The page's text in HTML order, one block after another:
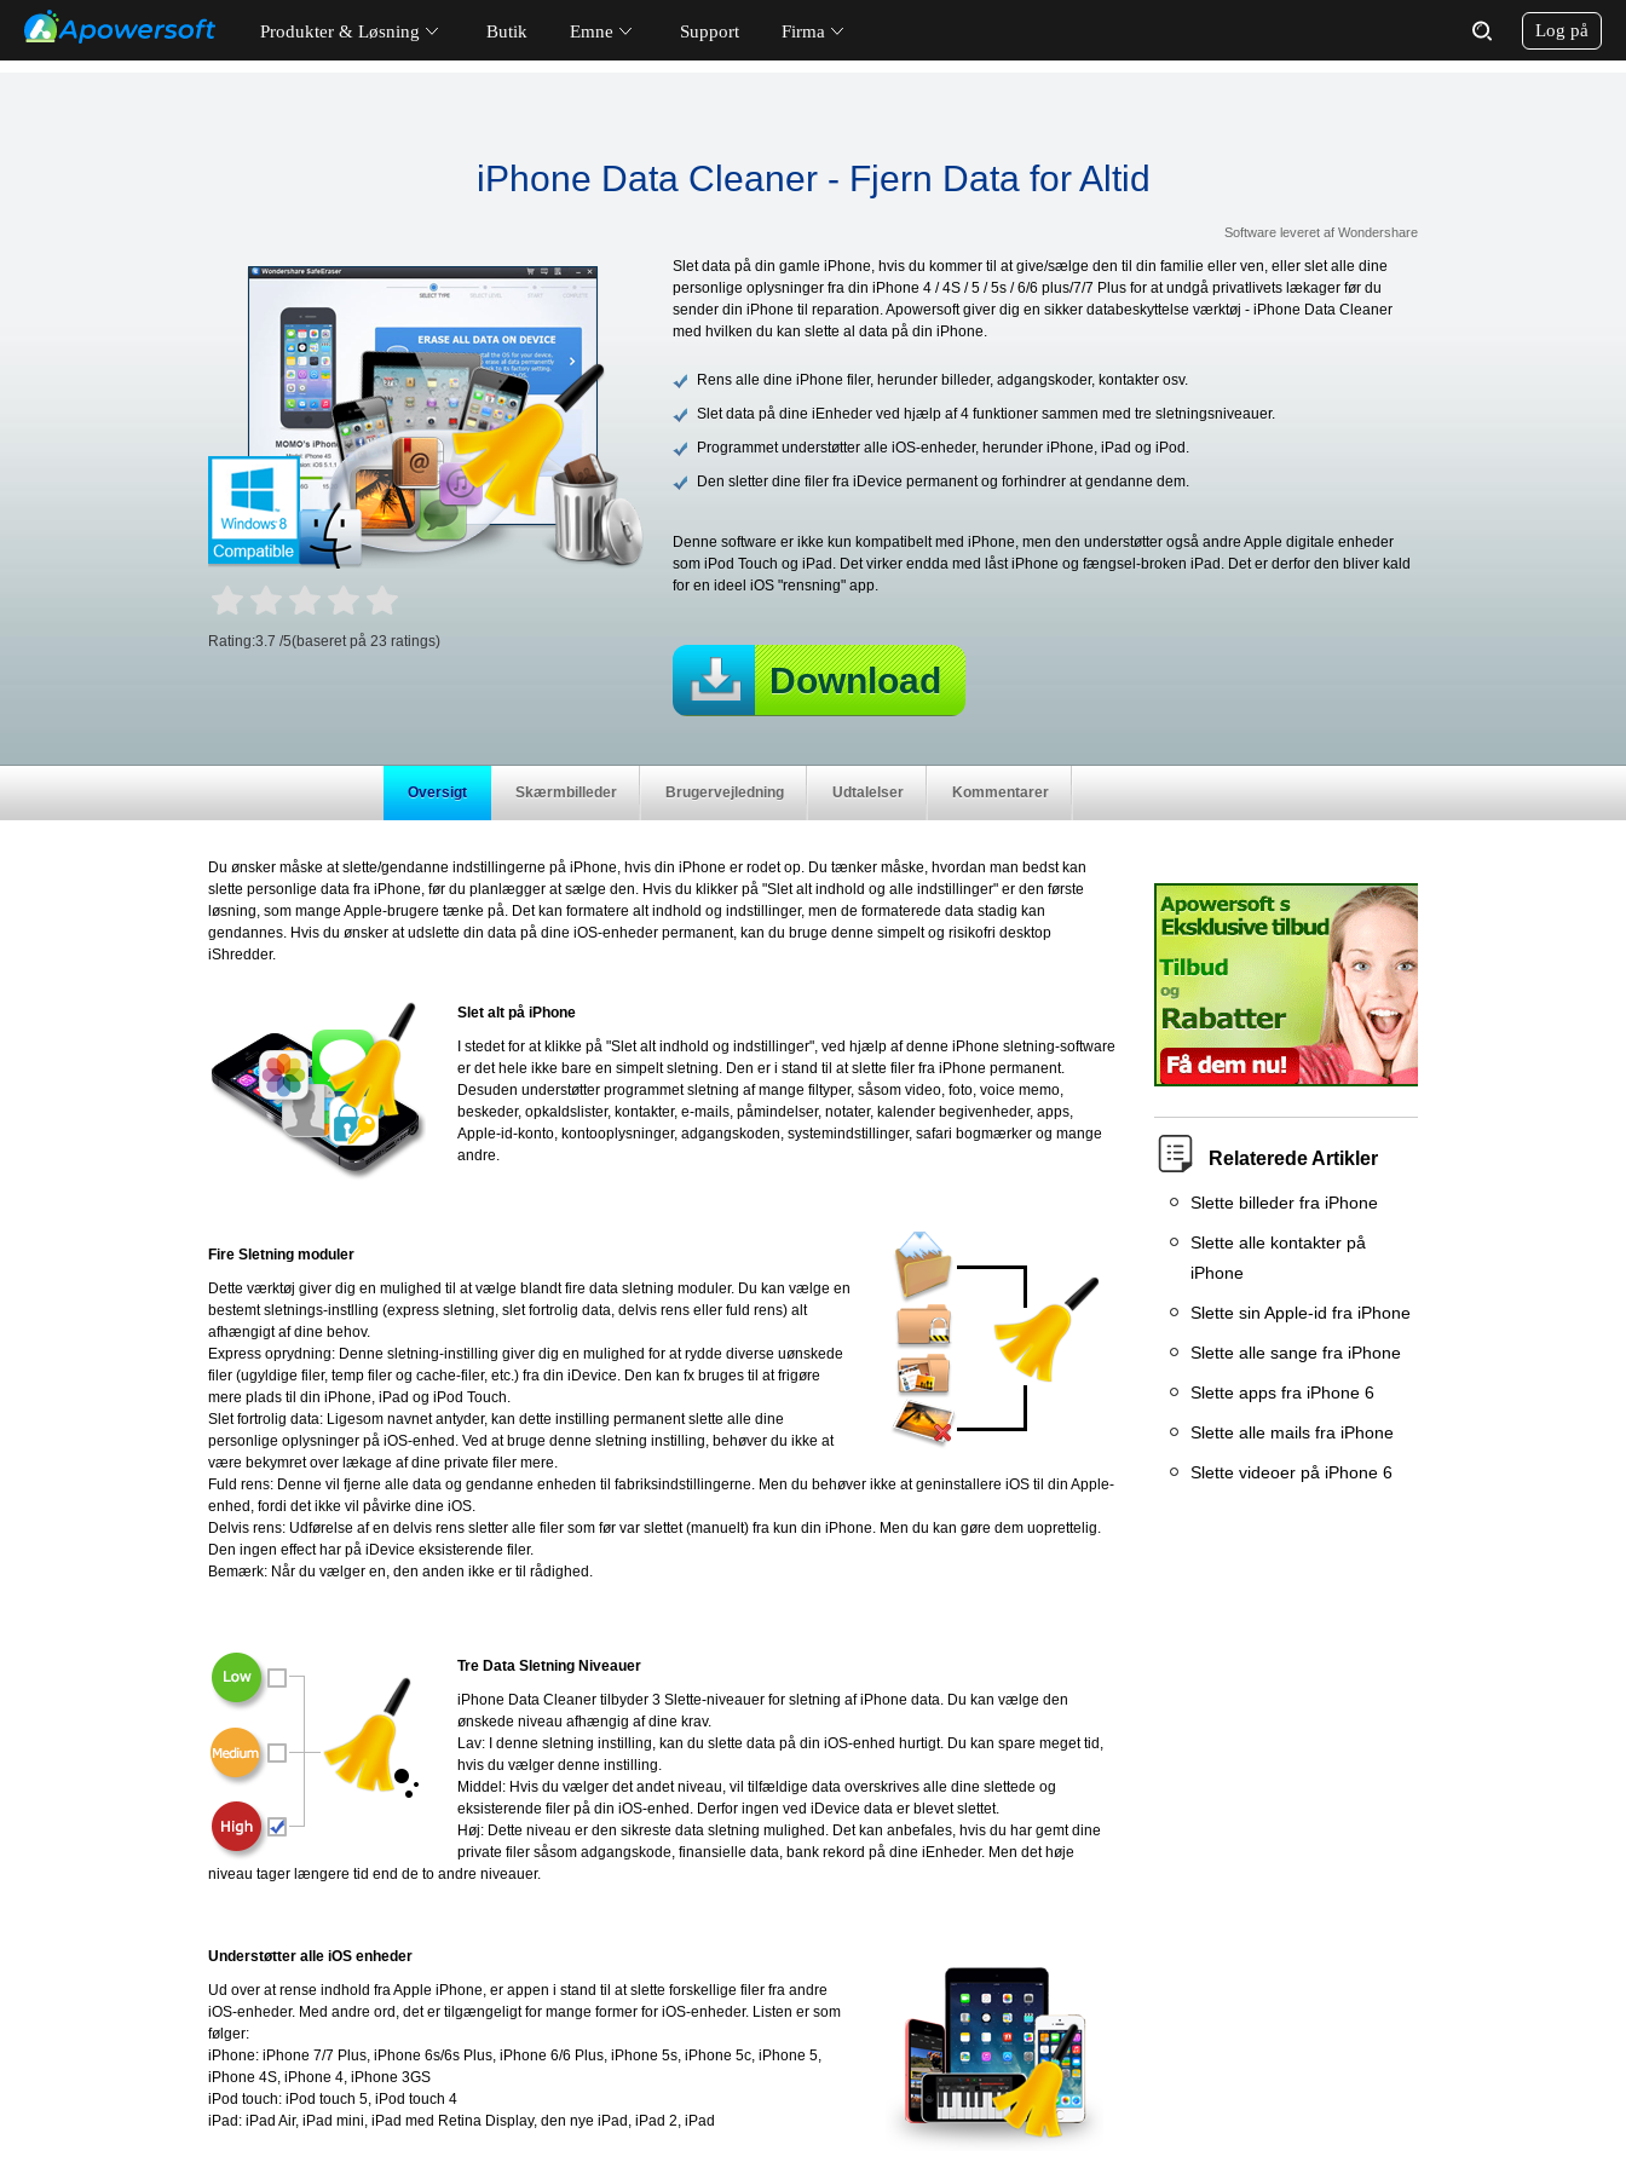
Produkter & Løsning Butik Emne Support Firma Log på
iPhone Data Cleaner - Fjern Data for Altid
Software leveret af Wondershare
Rating:3.7 /5(baseret på 23 ratings)
Slet data på din gamle iPhone, hvis du kommer til at give/sælge den til din familie eller ven, eller slet alle dine
personlige oplysninger fra din iPhone 4 / 4S / 5 / 5s / 6/6 plus/7/7 Plus for at undgå privatlivets lækager før du
sender din iPhone til reparation. Apowersoft giver dig en sikker databeskyttelse værktøj - iPhone Data Cleaner
med hvilken du kan slette al data på din iPhone.
Rens alle dine iPhone filer, herunder billeder, adgangskoder, kontakter osv.
Slet data på dine iEnheder ved hjælp af 4 funktioner sammen med tre sletningsniveauer.
Programmet understøtter alle iOS-enheder, herunder iPhone, iPad og iPod.
Den sletter dine filer fra iDevice permanent og forhindrer at gendanne dem.
Denne software er ikke kun kompatibelt med iPhone, men den understøtter også andre Apple digitale enheder
som iPod Touch og iPad. Det virker endda med låst iPhone og fængsel-broken iPad. Det er derfor den bliver kald
for en ideel iOS "rensning" app.
Download
Oversigt Skærmbilleder Brugervejledning Udtalelser Kommentarer
Du ønsker måske at slette/gendanne indstillingerne på iPhone, hvis din iPhone er rodet op. Du tænker måske, hvordan man bedst kan
slette personlige data fra iPhone, før du planlægger at sælge den. Hvis du klikker på "Slet alt indhold og alle indstillinger" er den første
løsning, som mange Apple-brugere tænke på. Det kan formatere alt indhold og indstillinger, men de formaterede data stadig kan
gendannes. Hvis du ønsker at udslette din data på dine iOS-enheder permanent, kan du bruge denne simpelt og risikofri desktop
iShredder.
Slet alt på iPhone
I stedet for at klikke på "Slet alt indhold og indstillinger", ved hjælp af denne iPhone sletning-software
er det hele ikke bare en simpelt sletning. Den er i stand til at slette filer fra iPhone permanent.
Desuden understøtter programmet sletning af mange filtyper, såsom video, foto, voice memo,
beskeder, opkaldslister, kontakter, e-mails, påmindelser, notater, kalender begivenheder, apps,
Apple-id-konto, kontooplysninger, adgangskoden, systemindstillinger, safari bogmærker og mange
andre.
Fire Sletning moduler
Dette værktøj giver dig en mulighed til at vælge blandt fire data sletning moduler. Du kan vælge en
bestemt sletnings-instlling (express sletning, slet fortrolig data, delvis rens eller fuld rens) alt
afhængigt af dine behov.
Express oprydning: Denne sletning-instilling giver dig en mulighed for at rydde diverse uønskede
filer (ugyldige filer, temp filer og cache-filer, etc.) fra din iDevice. Den kan fx bruges til at frigøre
mere plads til din iPhone, iPad og iPod Touch.
Slet fortrolig data: Ligesom navnet antyder, kan dette instilling permanent slette alle dine
personlige oplysninger på iOS-enhed. Ved at bruge denne sletning instilling, behøver du ikke at
være bekymret over lækage af dine private filer mere.
Fuld rens: Denne vil fjerne alle data og gendanne enheden til fabriksindstillingerne. Men du behøver ikke at geninstallere iOS til din Apple-
enhed, fordi det ikke vil påvirke dine iOS.
Delvis rens: Udførelse af en delvis rens sletter alle filer som før var slettet (manuelt) fra kun din iPhone. Men du kan gøre dem uoprettelig.
Den ingen effect har på iDevice eksisterende filer.
Bemærk: Når du vælger en, den anden ikke er til rådighed.
Tre Data Sletning Niveauer
iPhone Data Cleaner tilbyder 3 Slette-niveauer for sletning af iPhone data. Du kan vælge den
ønskede niveau afhængig af dine krav.
Lav: I denne sletning instilling, kan du slette data på din iOS-enhed hurtigt. Du kan spare meget tid,
hvis du vælger denne instilling.
Middel: Hvis du vælger det andet niveau, vil tilfældige data overskrives alle dine slettede og
eksisterende filer på din iOS-enhed. Derfor ingen ved iDevice data er blevet slettet.
Høj: Dette niveau er den sikreste data sletning mulighed. Det kan anbefales, hvis du har gemt dine
private filer såsom adgangskode, finansielle data, bank rekord på dine iEnheder. Men det høje
niveau tager længere tid end de to andre niveauer.
Understøtter alle iOS enheder
Ud over at rense indhold fra Apple iPhone, er appen i stand til at slette forskellige filer fra andre
iOS-enheder. Med andre ord, det er tilgængeligt for mange former for iOS-enheder. Listen er som
følger:
iPhone: iPhone 7/7 Plus, iPhone 6s/6s Plus, iPhone 6/6 Plus, iPhone 5s, iPhone 5c, iPhone 5,
iPhone 4S, iPhone 4, iPhone 3GS
iPod touch: iPod touch 5, iPod touch 4
iPad: iPad Air, iPad mini, iPad med Retina Display, den nye iPad, iPad 2, iPad
Relaterede Artikler
Slette billeder fra iPhone
Slette alle kontakter på
iPhone
Slette sin Apple-id fra iPhone
Slette alle sange fra iPhone
Slette apps fra iPhone 6
Slette alle mails fra iPhone
Slette videoer på iPhone 6